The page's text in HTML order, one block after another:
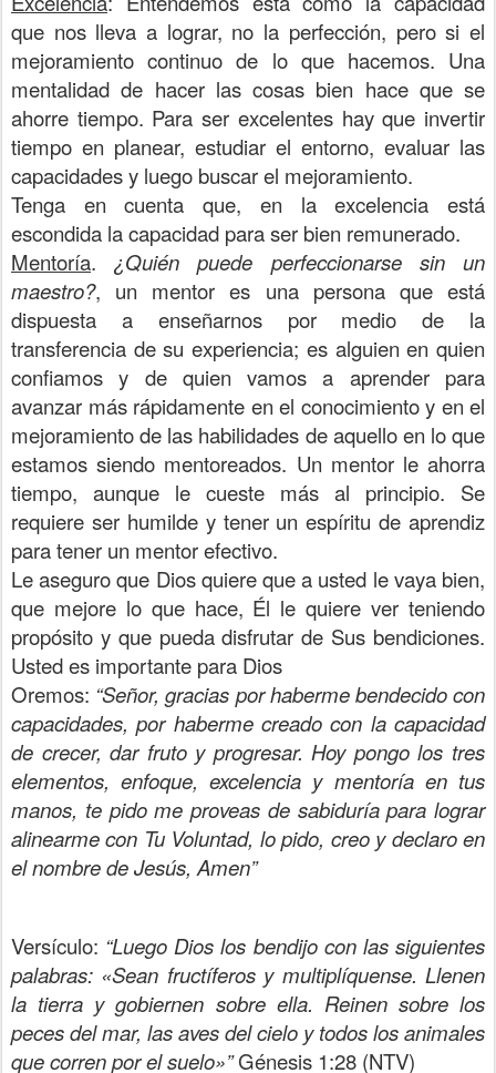
que nos lleva a lograr, no la perfección, pero si el
mejoramiento continuo de lo que hacemos. Una
mentalidad de hacer las cosas bien hace que se
ahorre tiempo. Para ser excelentes hay que invertir
tiempo en planear, estudiar el entorno, evaluar las
capacidades y luego buscar el mejoramiento.
Tenga en cuenta que, en la excelencia está
escondida la capacidad para ser bien remunerado.
Mentoría.¿Quién puede perfeccionarse sin un
maestro?, un mentor es una persona que está
dispuesta a enseñarnos por medio de la
transferencia de su experiencia; es alguien en quien
confiamos y de quien vamos a aprender para
avanzar más rápidamente en el conocimiento y en el
mejoramiento de las habilidades de aquello en lo que
estamos siendo mentoreados. Un mentor le ahorra
tiempo, aunque le cueste más al principio. Se
requiere ser humilde y tener un espíritu de aprendiz
para tener un mentor efectivo.
Le aseguro que Dios quiere que a usted le vaya bien,
que mejore lo que hace, Él le quiere ver teniendo
propósito y que pueda disfrutar de Sus bendiciones.
Usted es importante para Dios
Oremos: “Señor, gracias por haberme bendecido con
capacidades, por haberme creado con la capacidad
de crecer, dar fruto y progresar. Hoy pongo los tres
elementos, enfoque, excelencia y mentoría en tus
manos, te pido me proveas de sabiduría para lograr
alinearme con Tu Voluntad, lo pido, creo y declaro en
el nombre de Jesús, Amen”
Versículo: “Luego Dios los bendijo con las siguientes
palabras: «Sean fructíferos y multiplíquense. Llenen
la tierra y gobiernen sobre ella. Reinen sobre los
peces del mar, las aves del cielo y todos los animales
que corren por el suelo»”Génesis 1:28 (NTV)